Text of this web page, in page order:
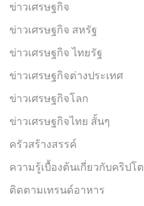
ข่าวเศรษฐกิจ
ข่าวเศรษฐกิจ สหรัฐ
ข่าวเศรษฐกิจ ไทยรัฐ
ข่าวเศรษฐกิจต่างประเทศ
ข่าวเศรษฐกิจโลก
ข่าวเศรษฐกิจไทย สั้นๆ
ครัวสร้างสรรค์
ความรู้เบื้องต้นเกี่ยวกับคริปโต
ติดตามเทรนด์อาหาร